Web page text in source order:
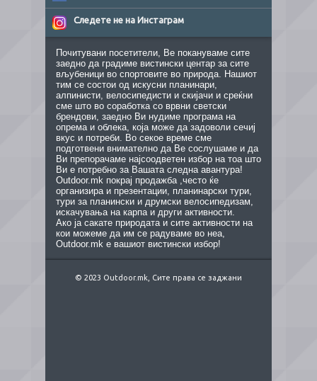
Следете не на Инстаграм
Почитувани посетители, Ве покануваме сите
заедно да градиме вистински центар за сите
вљубеници во спортовите во природа. Нашиот
тим се состои од искусни планинари,
алпинисти, велосипедисти и скијачи и среќни
сме што во соработка со врвни светски
брендови, заедно Ви нудиме програма на
опрема и облека, која може да задоволи сечиј
вкус и потреби. Во секое време сме
подготвени внимателно да Ве сослушаме и да
Ви препорачаме најсоодветен избор на тоа што
Ви е потребно за Вашата следна авантура!
Outdoor.mk покрај продажба ,често ќе
организира и презентации, планинарски тури,
тури за планински и друмски велосипедизам,
искачувања на карпа и други активности.
Ако ја сакате природата и сите активности на
кои можеме да им се радуваме во неа,
Outdoor.mk е вашиот вистински избор!
© 2023 Outdoor.mk, Сите права се заджани